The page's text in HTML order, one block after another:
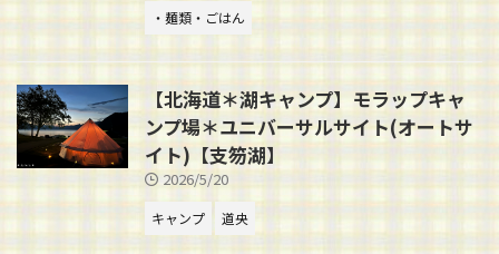
・麺類・ごはん
【北海道＊湖キャンプ】モラップキャ
ンプ場＊ユニバーサルサイト(オートサ
イト)【支笏湖】
2026/5/20
キャンプ 道央